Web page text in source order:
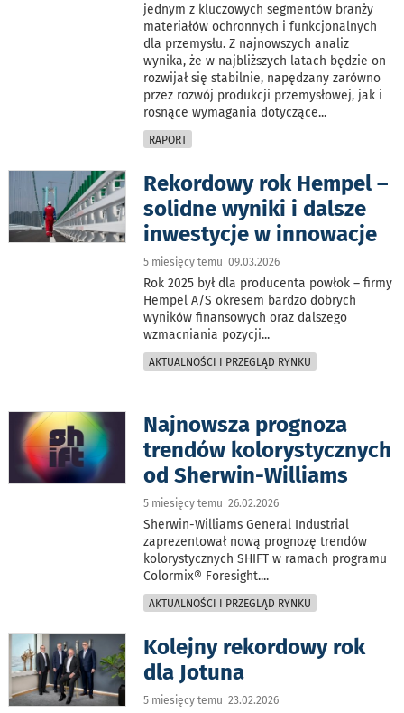
jednym z kluczowych segmentów branży
materiałów ochronnych i funkcjonalnych
dla przemysłu. Z najnowszych analiz
wynika, że w najbliższych latach będzie on
rozwijał się stabilnie, napędzany zarówno
przez rozwój produkcji przemysłowej, jak i
rosnące wymagania dotyczące...
RAPORT
Rekordowy rok Hempel –
solidne wyniki i dalsze
inwestycje w innowacje
5 miesięcy temu 09.03.2026
Rok 2025 był dla producenta powłok – firmy
Hempel A/S okresem bardzo dobrych
wyników finansowych oraz dalszego
wzmacniania pozycji...
AKTUALNOŚCI I PRZEGLĄD RYNKU
Najnowsza prognoza
trendów kolorystycznych
od Sherwin-Williams
5 miesięcy temu 26.02.2026
Sherwin-Williams General Industrial
zaprezentował nową prognozę trendów
kolorystycznych SHIFT w ramach programu
Colormix® Foresight....
AKTUALNOŚCI I PRZEGLĄD RYNKU
Kolejny rekordowy rok
dla Jotuna
5 miesięcy temu 23.02.2026